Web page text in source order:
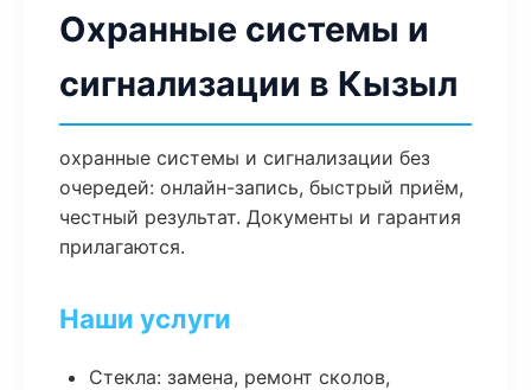
Охранные системы и
сигнализации в Кызыл
охранные системы и сигнализации без
очередей: онлайн-запись, быстрый приём,
честный результат. Документы и гарантия
прилагаются.
Наши услуги
Стекла: замена, ремонт сколов,